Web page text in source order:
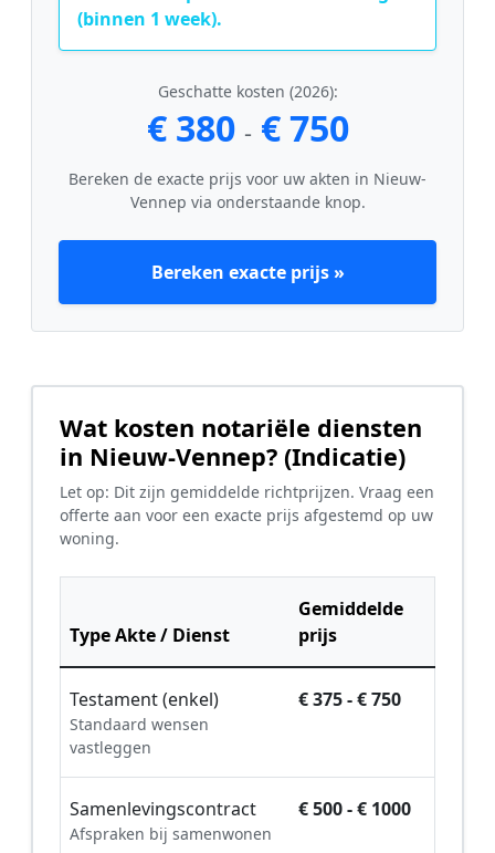
(binnen 1 week).
Geschatte kosten (2026):
€ 380 - € 750
Bereken de exacte prijs voor uw akten in Nieuw-
Vennep via onderstaande knop.
Bereken exacte prijs »
Wat kosten notariële diensten
in Nieuw-Vennep? (Indicatie)
Let op: Dit zijn gemiddelde richtprijzen. Vraag een
offerte aan voor een exacte prijs afgestemd op uw
woning.
Type Akte / Dienst
Gemiddelde
prijs
Testament (enkel)
Standaard wensen
vastleggen
€ 375 - € 750
Samenlevingscontract
Afspraken bij samenwonen
€ 500 - € 1000